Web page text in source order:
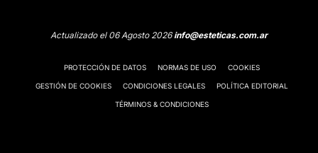
Actualizado el 06 Agosto 2026info@esteticas.com.ar
PROTECCIÓN DE DATOS NORMAS DE USO COOKIES
GESTIÓN DE COOKIES CONDICIONES LEGALES POLÍTICA EDITORIAL
TÉRMINOS & CONDICIONES